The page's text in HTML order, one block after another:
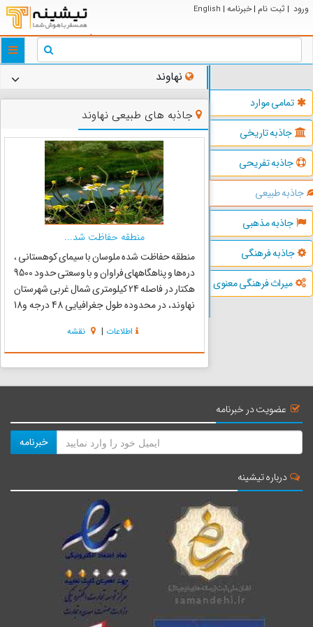
ورود | ثبت نام | خبرنامه |
English
تمامی موارد
جاذبه تاریخی
جاذبه تفریحی
جاذبه طبیعی
جاذبه مذهبی
جاذبه فرهنگی
میراث فرهنگی معنوی
نهاوند
جاذبه های طبیعی نهاوند
منطقه حفاظت شد...
منطقه حفاظت شده ملوسان با سیمای کوهستانی ،
دره‌ها و پناهگاههای فراوان و با وسعتی حدود 9500
هکتار در فاصله 24 کیلومتری شمال غربی شهرستان
نهاوند، در محدوده طول جغرافیایی 48 درجه و18
دقیقه تا 34 درجه و42 دقیقه شمالی ، واقع گردیده
است. وضعیت پوشش گی...
اطلاعات | نقشه
عضویت در خبرنامه
خبرنامه
درباره تیشینه